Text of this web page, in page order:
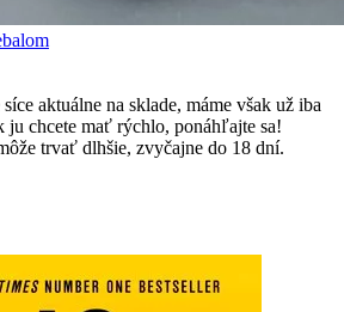
aktuálne na sklade, máme však už iba
ju chcete mať rýchlo, ponáhľajte sa!
trvať dlhšie, zvyčajne do 18 dní.